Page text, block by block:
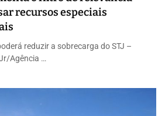
recursos especiais
reduzir a sobrecarga do STJ –
Agência …